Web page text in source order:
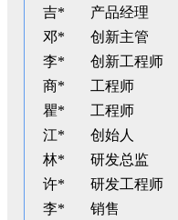
吉*
产品经理
邓*
创新主管
李*
创新工程师
商*
工程师
瞿*
工程师
江*
创始人
林*
研发总监
许*
研发工程师
李*
销售